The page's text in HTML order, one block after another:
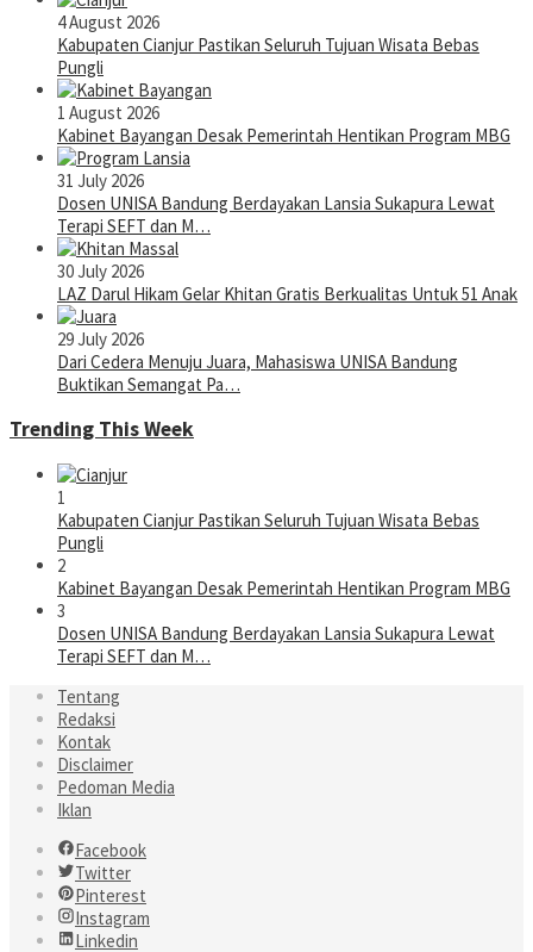
4 August 2026
Kabupaten Cianjur Pastikan Seluruh Tujuan Wisata Bebas
Pungli
1 August 2026
Kabinet Bayangan Desak Pemerintah Hentikan Program MBG
31 July 2026
Dosen UNISA Bandung Berdayakan Lansia Sukapura Lewat
Terapi SEFT dan M…
30 July 2026
LAZ Darul Hikam Gelar Khitan Gratis Berkualitas Untuk 51 Anak
29 July 2026
Dari Cedera Menuju Juara, Mahasiswa UNISA Bandung
Buktikan Semangat Pa…
Trending This Week
1
Kabupaten Cianjur Pastikan Seluruh Tujuan Wisata Bebas
Pungli
2
Kabinet Bayangan Desak Pemerintah Hentikan Program MBG
3
Dosen UNISA Bandung Berdayakan Lansia Sukapura Lewat
Terapi SEFT dan M…
Tentang
Redaksi
Kontak
Disclaimer
Pedoman Media
Iklan
Facebook
Twitter
Pinterest
Instagram
Linkedin